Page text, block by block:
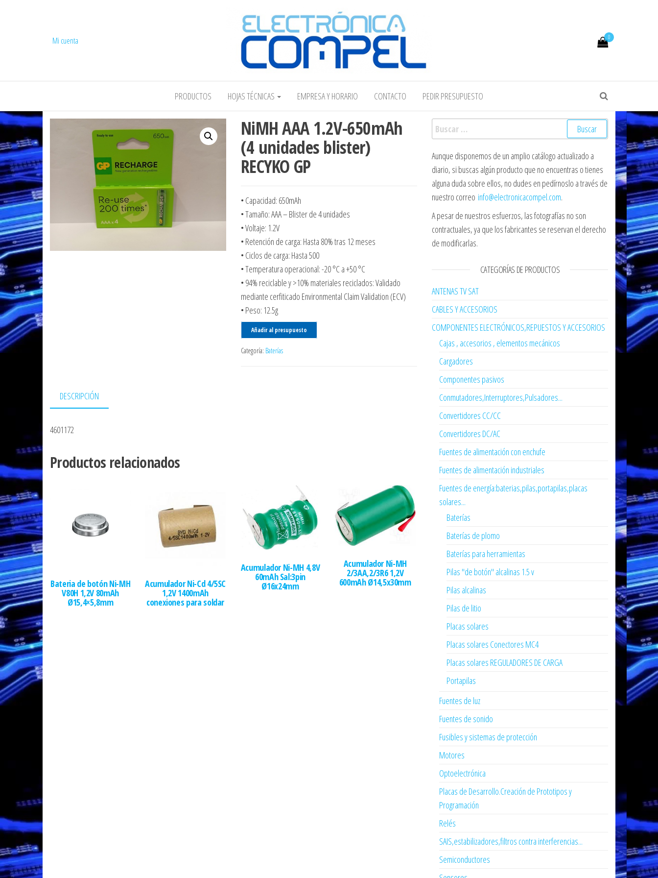
COMPEL Electrónica COMPEL
0
Mi cuenta
PRODUCTOS HOJAS TÉCNICAS EMPRESA Y HORARIO CONTACTO PEDIR PRESUPUESTO
NiMH AAA 1.2V-650mAh
(4 unidades blister)
RECYKO GP
• Capacidad: 650mAh
• Tamaño: AAA – Blister de 4 unidades
• Voltaje: 1.2V
• Retención de carga: Hasta 80% tras 12 meses
• Ciclos de carga: Hasta 500
• Temperatura operacional: -20 °C a +50 °C
• 94% reciclable y >10% materiales reciclados: Validado
mediante cerfiticado Environmental Claim Validation (ECV)
• Peso: 12.5g
Añadir al presupuesto
Categoría: Baterías
DESCRIPCIÓN
4601172
Productos relacionados
Bateria de botón Ni-MH
V80H 1,2V 80mAh
Ø15,4×5,8mm
Acumulador Ni-Cd 4/5SC
1,2V 1400mAh
conexiones para soldar
Acumulador Ni-MH 4,8V
60mAh Sal:3pin
Ø16x24mm
Acumulador Ni-MH
2/3AA,2/3R6 1,2V
600mAh Ø14,5x30mm
Buscar:
Aunque disponemos de un amplio catálogo actualizado a
diario, si buscas algún producto que no encuentras o tienes
alguna duda sobre ellos, no dudes en pedírnoslo a través de
nuestro correo info@electronicacompel.com.
A pesar de nuestros esfuerzos, las fotografías no son
contractuales, ya que los fabricantes se reservan el derecho
de modificarlas.
CATEGORÍAS DE PRODUCTOS
ANTENAS TV SAT
CABLES Y ACCESORIOS
COMPONENTES ELECTRÓNICOS,REPUESTOS Y ACCESORIOS
Cajas , accesorios , elementos mecánicos
Cargadores
Componentes pasivos
Conmutadores,Interruptores,Pulsadores...
Convertidores CC/CC
Convertidores DC/AC
Fuentes de alimentación con enchufe
Fuentes de alimentación industriales
Fuentes de energía:baterias,pilas,portapilas,placas
solares...
Baterías
Baterías de plomo
Baterías para herramientas
Pilas "de botón" alcalinas 1.5 v
Pilas alcalinas
Pilas de litio
Placas solares
Placas solares Conectores MC4
Placas solares REGULADORES DE CARGA
Portapilas
Fuentes de luz
Fuentes de sonido
Fusibles y sistemas de protección
Motores
Optoelectrónica
Placas de Desarrollo.Creación de Prototipos y
Programación
Relés
SAIS,estabilizadores,filtros contra interferencias...
Semiconductores